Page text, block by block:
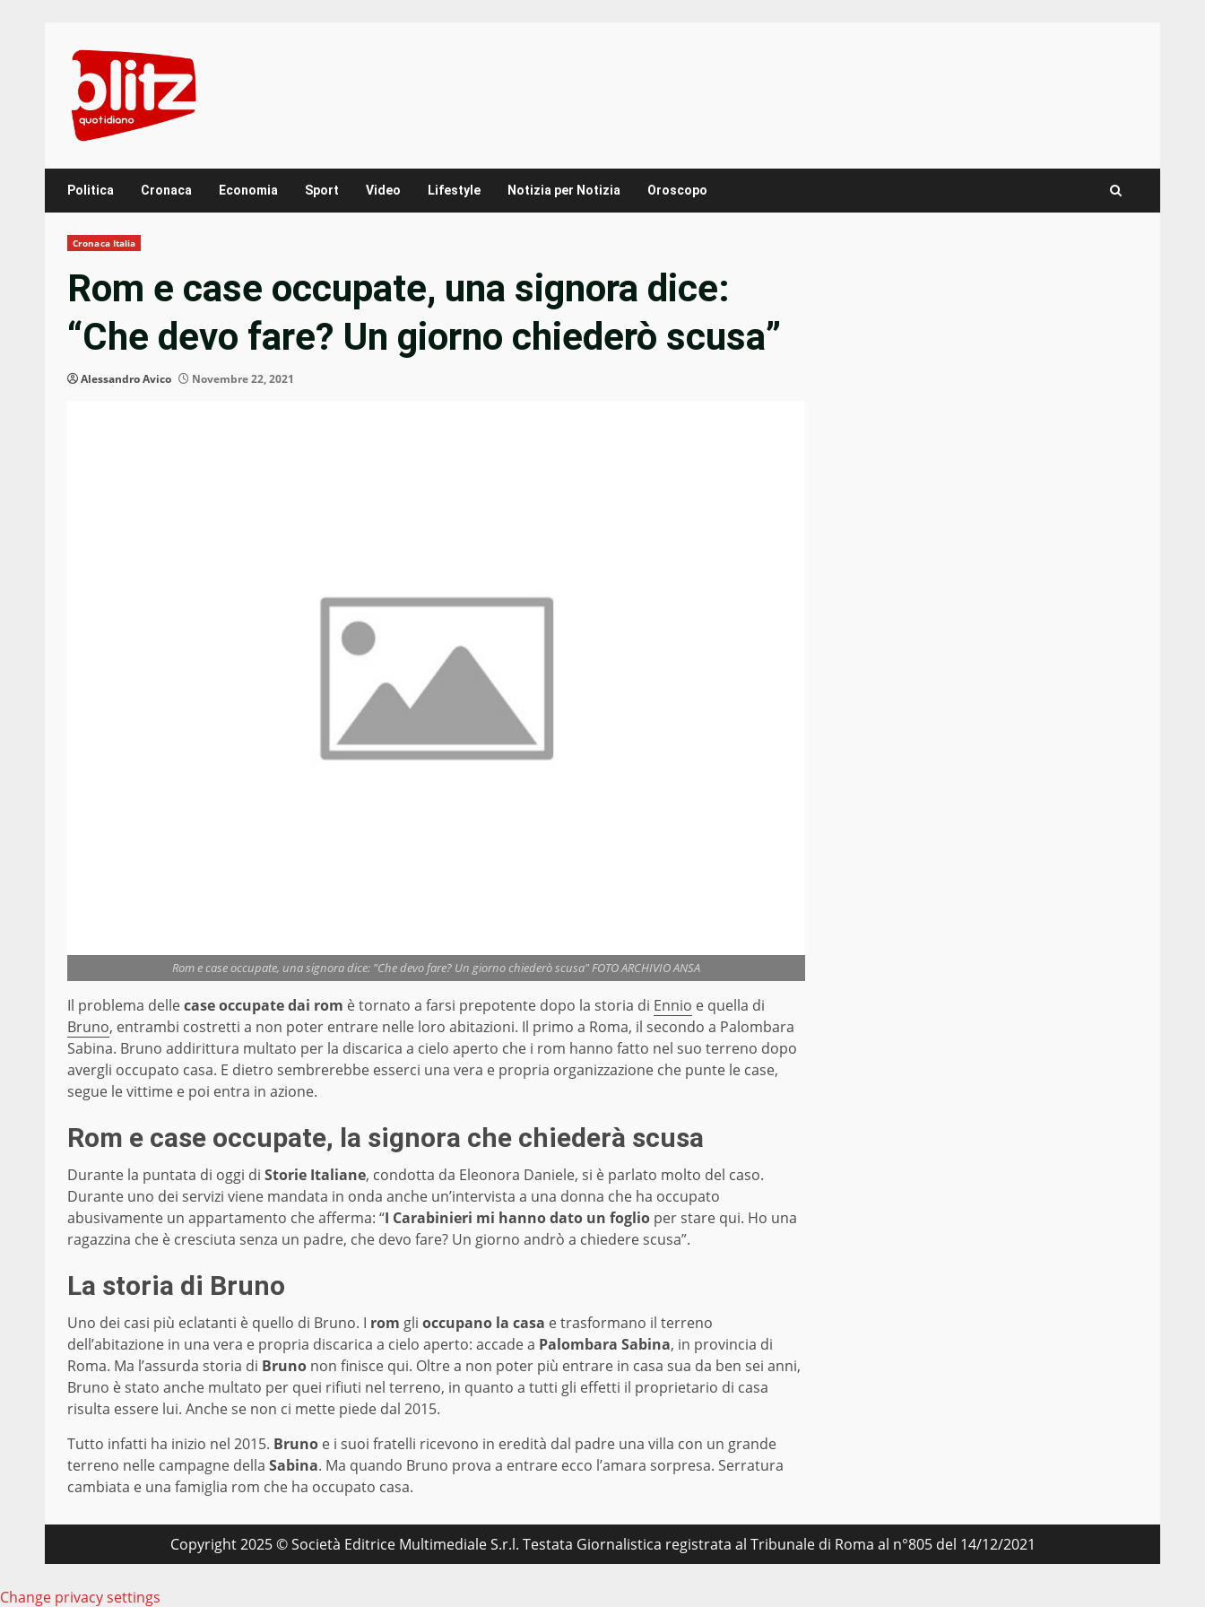
content
Politica Cronaca Economia Sport Video Lifestyle Notizia per Notizia Oroscopo
Cronaca Italia
Rom e case occupate, una signora dice:
“Che devo fare? Un giorno chiederò scusa”
Alessandro Avico Novembre 22, 2021
Rom e case occupate, una signora dice: "Che devo fare? Un giorno chiederò scusa" FOTO ARCHIVIO ANSA
Il problema dellecase occupate dai rom è tornato a farsi prepotente dopo la storia di Ennio e quella di
Bruno, entrambi costretti a non poter entrare nelle loro abitazioni. Il primo a Roma, il secondo a Palombara
Sabina. Bruno addirittura multato per la discarica a cielo aperto che i rom hanno fatto nel suo terreno dopo
avergli occupato casa. E dietro sembrerebbe esserci una vera e propria organizzazione che punte le case,
segue le vittime e poi entra in azione.
Rom e case occupate, la signora che chiederà scusa
Durante la puntata di oggi di Storie Italiane, condotta da Eleonora Daniele, si è parlato molto del caso.
Durante uno dei servizi viene mandata in onda anche un’intervista a una donna che ha occupato
abusivamente un appartamento che afferma: “I Carabinieri mi hanno dato un foglio per stare qui. Ho una
ragazzina che è cresciuta senza un padre, che devo fare? Un giorno andrò a chiedere scusa”.
La storia di Bruno
Uno dei casi più eclatanti è quello di Bruno. I rom gli occupano la casa e trasformano il terreno
dell’abitazione in una vera e propria discarica a cielo aperto: accade a Palombara Sabina, in provincia di
Roma. Ma l’assurda storia di Bruno non finisce qui. Oltre a non poter più entrare in casa sua da ben sei anni,
Bruno è stato anche multato per quei rifiuti nel terreno, in quanto a tutti gli effetti il proprietario di casa
risulta essere lui. Anche se non ci mette piede dal 2015.
Tutto infatti ha inizio nel 2015. Bruno e i suoi fratelli ricevono in eredità dal padre una villa con un grande
terreno nelle campagne della Sabina. Ma quando Bruno prova a entrare ecco l’amara sorpresa. Serratura
cambiata e una famiglia rom che ha occupato casa.
Copyright 2025 © Società Editrice Multimediale S.r.l. Testata Giornalistica registrata al Tribunale di Roma al n°805 del 14/12/2021
Change privacy settings